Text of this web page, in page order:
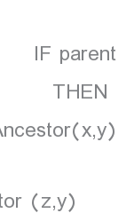
IF parent
(z,y)